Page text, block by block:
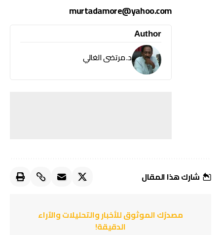
murtadamore@yahoo.com
Author
د. مرتضى الغالي
شارك هذا المقال
مصدرُك الموثوق للأخبار والتحليلات والآراء
الدقيقة!